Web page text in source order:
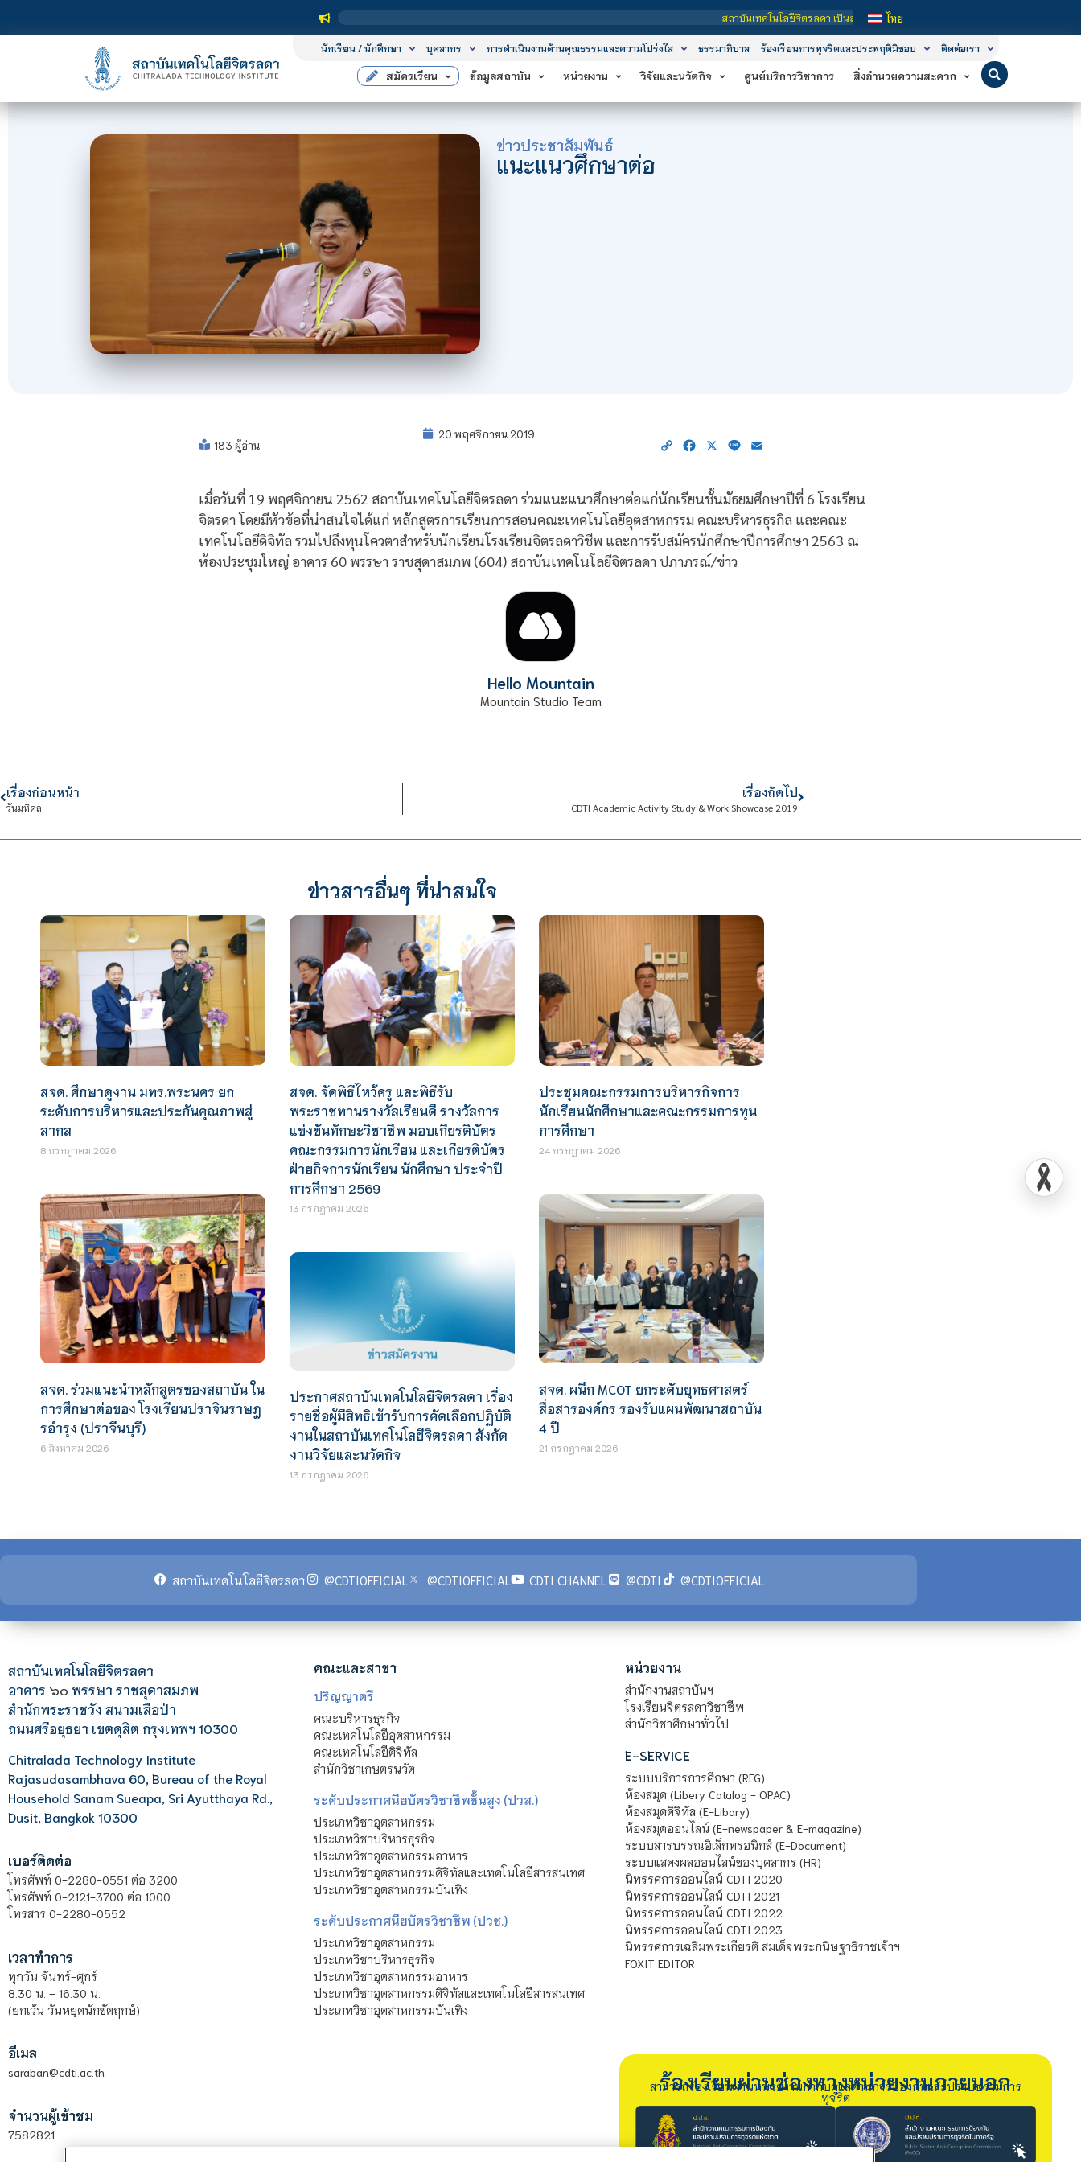
สถาบันเทคโนโลยีจิตรลดา เป็นสถาบันอุดมศึกษาในกำกับของรัฐ เปิดหลักสูตรการเรียนการสอน
ไทย
นักเรียน / นักศึกษา บุคลากร การดำเนินงานด้านคุณธรรมและความโปร่งใส ธรรมาภิบาล ร้องเรียนการทุจริตและประพฤติมิชอบ ติดต่อเรา
สมัครเรียน ข้อมูลสถาบัน หน่วยงาน วิจัยและนวัตกิจ ศูนย์บริการวิชาการ สิ่งอำนวยความสะดวก
ข่าวประชาสัมพันธ์
แนะแนวศึกษาต่อ
183 ผู้อ่าน
20 พฤศจิกายน 2019
Copy Facebook
X Line
เมื่อวันที่ 19 พฤศจิกายน 2562 สถาบันเทคโนโลยีจิตรลดา ร่วมแนะแนวศึกษาต่อแก่นักเรียนชั้นมัธยมศึกษาปีที่ 6 โรงเรียน
จิตรดา โดยมีหัวข้อที่น่าสนใจได้แก่ หลักสูตรการเรียนการสอนคณะเทคโนโลยีอุตสาหกรรม คณะบริหารธุรกิล และคณะ
เทคโนโลยีดิจิทัล รวมไปถึงทุนโควตาสำหรับนักเรียนโรงเรียนจิตรลดาวิชีพ และการรับสมัครนักศึกษาปีการศึกษา 2563 ณ
ห้องประชุมใหญ่ อาคาร 60 พรรษา ราชสุดาสมภพ (604) สถาบันเทคโนโลยีจิตรลดา ปภาภรณ์/ข่าว
Hello Mountain
Mountain Studio Team
เรื่องก่อนหน้า
วันมหิดล
เรื่องถัดไป
CDTI Academic Activity Study & Work Showcase 2019
ข่าวสารอื่นๆ ที่น่าสนใจ
สจด. ศึกษาดูงาน มทร.พระนคร ยก
ระดับการบริหารและประกันคุณภาพสู่
สากล
8 กรกฎาคม 2026
สจด. จัดพิธีไหว้ครู และพิธีรับ
พระราชทานรางวัลเรียนดี รางวัลการ
แข่งขันทักษะวิชาชีพ มอบเกียรติบัตร
คณะกรรมการนักเรียน และเกียรติบัตร
ฝ่ายกิจการนักเรียน นักศึกษา ประจำปี
การศึกษา 2569
13 กรกฎาคม 2026
ประชุมคณะกรรมการบริหารกิจการ
นักเรียนนักศึกษาและคณะกรรมการทุน
การศึกษา
24 กรกฎาคม 2026
สจด. ร่วมแนะนำหลักสูตรของสถาบัน ใน
การศึกษาต่อของ โรงเรียนปราจินราษฎ
รอำรุง (ปราจีนบุรี)
6 สิงหาคม 2026
ประกาศสถาบันเทคโนโลยีจิตรลดา เรื่อง
รายชื่อผู้มีสิทธิเข้ารับการคัดเลือกปฏิบัติ
งานในสถาบันเทคโนโลยีจิตรลดา สังกัด
งานวิจัยและนวัตกิจ
13 กรกฎาคม 2026
สจด. ผนึก MCOT ยกระดับยุทธศาสตร์
สื่อสารองค์กร รองรับแผนพัฒนาสถาบัน
4 ปี
21 กรกฎาคม 2026
สถาบันเทคโนโลยีจิตรลดา @CDTIOFFICIAL @CDTIOFFICIAL CDTI CHANNEL @CDTI @CDTIOFFICIAL
สถาบันเทคโนโลยีจิตรลดา
อาคาร ๖๐ พรรษา ราชสุดาสมภพ
สำนักพระราชวัง สนามเสือป่า
ถนนศรีอยุธยา เขตดุสิต กรุงเทพฯ 10300
Chitralada Technology Institute
Rajasudasambhava 60, Bureau of the Royal
Household Sanam Sueapa, Sri Ayutthaya Rd.,
Dusit, Bangkok 10300
เบอร์ติดต่อ
โทรศัพท์ 0-2280-0551 ต่อ 3200
โทรศัพท์ 0-2121-3700 ต่อ 1000
โทรสาร 0-2280-0552
เวลาทำการ
ทุกวัน จันทร์-ศุกร์
8.30 น. – 16.30 น.
(ยกเว้น วันหยุดนักขัตฤกษ์)
อีเมล
saraban@cdti.ac.th
จำนวนผู้เข้าชม
7582821
คณะและสาขา
ปริญญาตรี
คณะบริหารธุรกิจ
คณะเทคโนโลยีอุตสาหกรรม
คณะเทคโนโลยีดิจิทัล
สำนักวิชาเกษตรนวัต
ระดับประกาศนียบัตรวิชาชีพชั้นสูง (ปวส.)
ประเภทวิชาอุตสาหกรรม
ประเภทวิชาบริหารธุรกิจ
ประเภทวิชาอุตสาหกรรมอาหาร
ประเภทวิชาอุตสาหกรรมดิจิทัลและเทคโนโลยีสารสนเทศ
ประเภทวิชาอุตสาหกรรมบันเทิง
ระดับประกาศนียบัตรวิชาชีพ (ปวช.)
ประเภทวิชาอุตสาหกรรม
ประเภทวิชาบริหารธุรกิจ
ประเภทวิชาอุตสาหกรรมอาหาร
ประเภทวิชาอุตสาหกรรมดิจิทัลและเทคโนโลยีสารสนเทศ
ประเภทวิชาอุตสาหกรรมบันเทิง
หน่วยงาน
สำนักงานสถาบันฯ
โรงเรียนจิตรลดาวิชาชีพ
สำนักวิชาศึกษาทั่วไป
E-SERVICE
ระบบบริการการศึกษา (REG)
ห้องสมุด (Libery Catalog - OPAC)
ห้องสมุดดิจิทัล (E-Libary)
ห้องสมุดออนไลน์ (E-newspaper & E-magazine)
ระบบสารบรรณอิเล็กทรอนิกส์ (E-Document)
ระบบแสดงผลออนไลน์ของบุคลากร (HR)
นิทรรศการออนไลน์ CDTI 2020
นิทรรศการออนไลน์ CDTI 2021
นิทรรศการออนไลน์ CDTI 2022
นิทรรศการออนไลน์ CDTI 2023
นิทรรศการเฉลิมพระเกียรติ สมเด็จพระกนิษฐาธิราชเจ้าฯ
FOXIT EDITOR
ร้องเรียนผ่านช่องทางหน่วยงานภายนอก
สามารถร้องเรียนผ่านหน่วยงานกำกับดูแลด้านการป้องกันและปราบปรามการ
ทุจริต